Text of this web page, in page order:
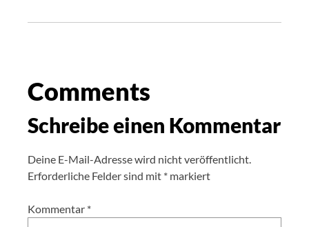
Comments
Schreibe einen Kommentar
Deine E-Mail-Adresse wird nicht veröffentlicht.
Erforderliche Felder sind mit * markiert
Kommentar *